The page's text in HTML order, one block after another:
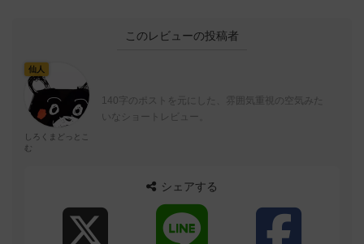
このレビューの投稿者
仙人
しろくまどっとこ
む
140字のポストを元にした、雰囲気重視の空気みた
いなショートレビュー。
シェアする